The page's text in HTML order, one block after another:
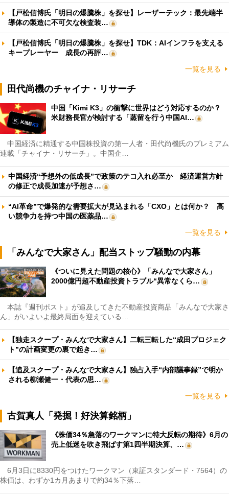
【戸松信博氏「明日の爆騰株」を探せ】レーザーテック：最先端半
導体の製造に不可欠な検査装…
【戸松信博氏「明日の爆騰株」を探せ】TDK：AIインフラを支える
キープレーヤー 成長の再評…
一覧を見る
田代尚機のチャイナ・リサーチ
中国「Kimi K3」の衝撃に世界はどう対応するのか？
米財務長官が検討する「蒸留を行う中国AI…
中国経済に精通する中国株投資の第一人者・田代尚機氏のプレミアム
連載「チャイナ・リサーチ」。中国企…
中国経済“予想外の低成長”で政策のテコ入れ必至か 経済運営方針
の修正で成長加速が予想さ…
“AI革命”で爆発的な需要拡大が見込まれる「CXO」とは何か？ 高
い競争力を持つ中国の医薬品…
一覧を見る
「みんなで大家さん」配当ストップ騒動の内幕
《ついに見えた問題の核心》「みんなで大家さん」
2000億円超不動産投資トラブル“異常なくら…
本誌『週刊ポスト』が追及してきた不動産投資商品「みんなで大家さ
ん」がいよいよ最終局面を迎えている…
【独走スクープ・みんなで大家さん】二転三転した“成田プロジェク
ト”の計画変更の裏で起き…
【追及スクープ・みんなで大家さん】独占入手“内部議事録”で明か
される柳瀬健一・代表の思…
一覧を見る
古賀真人「発掘！好決算銘柄」
《株価34％急落のワークマンに特大反転の期待》6月の
売上低迷を吹き飛ばす第1四半期決算、…
6月3日に8330円をつけたワークマン（東証スタンダード・7564）の
株価は、わずか1カ月あまりで約34％下落…